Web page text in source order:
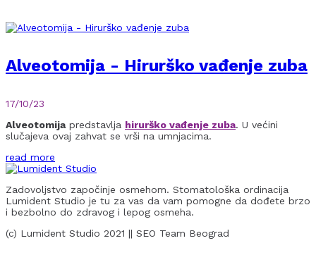
Alveotomija - Hirurško vađenje zuba
17/10/23
Alveotomijapredstavlja hirurško vađenje zuba. U većini
slučajeva ovaj zahvat se vrši na umnjacima.
read more
Zadovoljstvo započinje osmehom. Stomatološka ordinacija
Lumident Studio je tu za vas da vam pomogne da dođete brzo
i bezbolno do zdravog i lepog osmeha.
(c) Lumident Studio 2021 || SEO Team Beograd